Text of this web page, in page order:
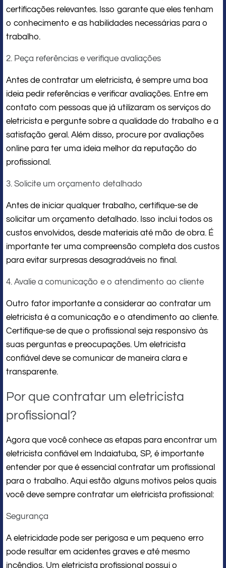
certificações relevantes. Isso garante que eles tenham
o conhecimento e as habilidades necessárias para o
trabalho.
2. Peça referências e verifique avaliações
Antes de contratar um eletricista, é sempre uma boa
ideia pedir referências e verificar avaliações. Entre em
contato com pessoas que já utilizaram os serviços do
eletricista e pergunte sobre a qualidade do trabalho e a
satisfação geral. Além disso, procure por avaliações
online para ter uma ideia melhor da reputação do
profissional.
3. Solicite um orçamento detalhado
Antes de iniciar qualquer trabalho, certifique-se de
solicitar um orçamento detalhado. Isso inclui todos os
custos envolvidos, desde materiais até mão de obra. É
importante ter uma compreensão completa dos custos
para evitar surpresas desagradáveis ​​no final.
4. Avalie a comunicação e o atendimento ao cliente
Outro fator importante a considerar ao contratar um
eletricista é a comunicação e o atendimento ao cliente.
Certifique-se de que o profissional seja responsivo às
suas perguntas e preocupações. Um eletricista
confiável deve se comunicar de maneira clara e
transparente.
Por que contratar um eletricista
profissional?
Agora que você conhece as etapas para encontrar um
eletricista confiável em Indaiatuba, SP, é importante
entender por que é essencial contratar um profissional
para o trabalho. Aqui estão alguns motivos pelos quais
você deve sempre contratar um eletricista profissional:
Segurança
A eletricidade pode ser perigosa e um pequeno erro
pode resultar em acidentes graves e até mesmo
incêndios. Um eletricista profissional possui o